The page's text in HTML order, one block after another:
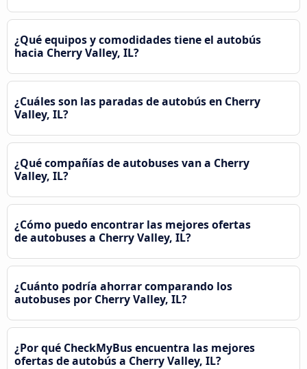
¿Qué equipos y comodidades tiene el autobús
hacia Cherry Valley, IL?
¿Cuáles son las paradas de autobús en Cherry
Valley, IL?
¿Qué compañías de autobuses van a Cherry
Valley, IL?
¿Cómo puedo encontrar las mejores ofertas
de autobuses a Cherry Valley, IL?
¿Cuánto podría ahorrar comparando los
autobuses por Cherry Valley, IL?
¿Por qué CheckMyBus encuentra las mejores
ofertas de autobús a Cherry Valley, IL?